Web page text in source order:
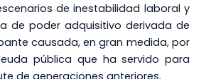
de inestabilidad laboral y
de poder adquisitivo derivada de
causada, en gran medida, por
pública que ha servido para